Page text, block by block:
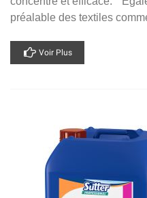
préalable des textiles
Voir Plus